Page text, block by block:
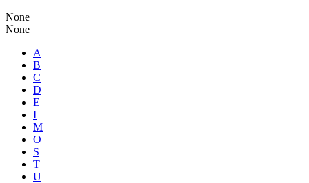
None
None
A
B
C
D
E
I
M
O
S
T
U